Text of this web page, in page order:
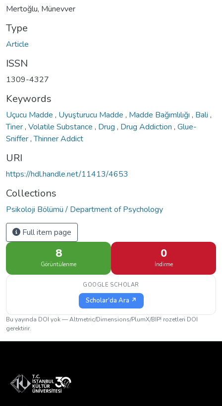
Mertoğlu, Münevver
Type
Article
ISSN
1309-4327
Keywords
Uçucu Madde , Uyuşturucu Madde , Madde Bağımlılığı , Bali ,
Tiner, Volatile Substance , Drug , Drug Addiction , Glue-
Sniffer,Thinner Addict
URI
https://hdl.handle.net/11413/4653
Collections
Psikoloji Bölümü / Department of Psychology
Full item page
8
Görüntülenme
0
İndirme
GOOGLE SCHOLAR
Scholar'da Ara ↗
Bu yayında DOI yok — Altmetric/Dimensions/PlumX/BIP! rozetleri DOI
gerektirir.